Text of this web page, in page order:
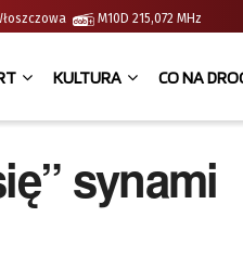
M10D 215,072
KULTURA CO NA
synami